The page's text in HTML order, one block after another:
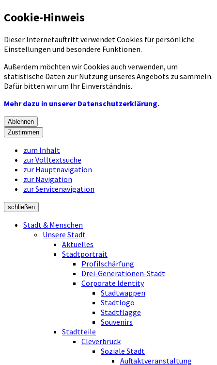
Cookie-Hinweis
Dieser Internetauftritt verwendet Cookies für persönliche
Einstellungen und besondere Funktionen.
Außerdem möchten wir Cookies auch verwenden, um
statistische Daten zur Nutzung unseres Angebots zu sammeln.
Dafür bitten wir um Ihr Einverständnis.
Mehr dazu in unserer Datenschutzerklärung.
Ablehnen
Zustimmen
zum Inhalt
zur Volltextsuche
zur Hauptnavigation
zur Navigation
zur Servicenavigation
schließen
Stadt & Menschen
Unsere Stadt
Aktuelles
Stadtportrait
Profilschärfung
Drei-Generationen-Stadt
Corporate Identity
Stadtwappen
Stadtlogo
Stadtflagge
Souvenirs
Stadtteile
Cleverbrück
Soziale Stadt
Auftaktveranstaltung